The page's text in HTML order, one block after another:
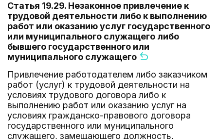
Статья 19.29. Незаконное привлечение к
трудовой деятельности либо к выполнению
работ или оказанию услуг государственного
или муниципального служащего либо
бывшего государственного или
муниципального служащего
Привлечение работодателем либо заказчиком
работ (услуг) к трудовой деятельности на
условиях трудового договора либо к
выполнению работ или оказанию услуг на
условиях гражданско-правового договора
государственного или муниципального
служащего, замещающего должность,